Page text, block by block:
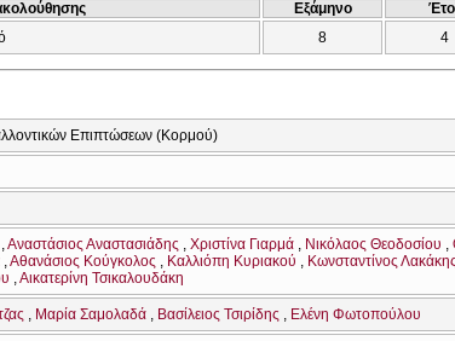
Εξάμηνο
8 4
Επιπτώσεων (Κορμού)
Αναστάσιος Αναστασιάδης Χριστίνα Γιαρμά Νικόλαος Θεοδοσίου
Αθανάσιος Κούγκολος Καλλιόπη Κυριακού Κωνσταντίνος Λακάκης
Αικατερίνη Τσικαλουδάκη
Μαρία Σαμολαδά Βασίλειος Τσιρίδης Ελένη Φωτοπούλου